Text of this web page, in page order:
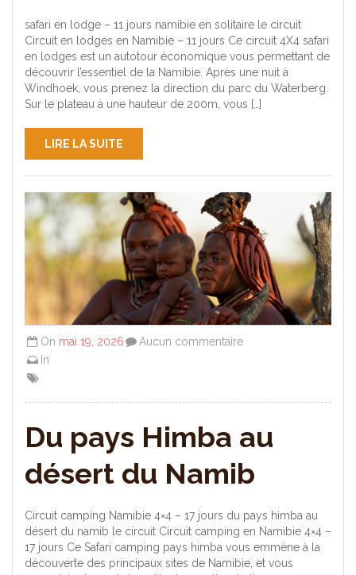
safari en lodge – 11 jours namibie en solitaire le circuit
Circuit en lodges en Namibie – 11 jours Ce circuit 4X4 safari
en lodges est un autotour économique vous permettant de
découvrir l’essentiel de la Namibie. Après une nuit à
Windhoek, vous prenez la direction du parc du Waterberg.
Sur le plateau à une hauteur de 200m, vous […]
LIRE LA SUITE
On mai 19, 2026
In
Aucun commentaire
Du pays Himba au
désert du Namib
Circuit camping Namibie 4×4 – 17 jours du pays himba au
désert du namib le circuit Circuit camping en Namibie 4×4 –
17 jours Ce Safari camping pays himba vous emmène à la
découverte des principaux sites de Namibie, et vous